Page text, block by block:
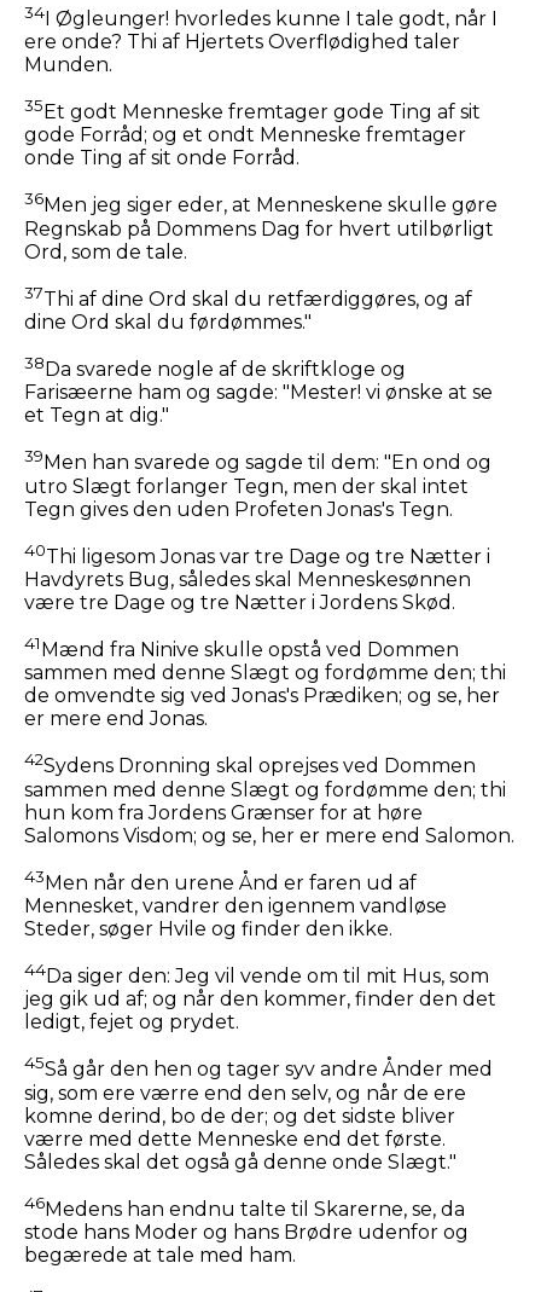
34I Øgleunger! hvorledes kunne I tale godt, når I
ere onde? Thi af Hjertets Overflødighed taler
Munden.
35 Et godt Menneske fremtager gode Ting af sit
gode Forråd; og et ondt Menneske fremtager
onde Ting af sit onde Forråd.
36Men jeg siger eder, at Menneskene skulle gøre
Regnskab på Dommens Dag for hvert utilbørligt
Ord, som de tale.
37Thi af dine Ord skal du retfærdiggøres, og af
dine Ord skal du førdømmes."
38 Da svarede nogle af de skriftkloge og
Farisæerne ham og sagde: "Mester! vi ønske at se
et Tegn at dig."
39 Men han svarede og sagde til dem: "En ond og
utro Slægt forlanger Tegn, men der skal intet
Tegn gives den uden Profeten Jonas's Tegn.
40Thi ligesom Jonas var tre Dage og tre Nætter i
Havdyrets Bug, således skal Menneskesønnen
være tre Dage og tre Nætter i Jordens Skød.
41 Mænd fra Ninive skulle opstå ved Dommen
sammen med denne Slægt og fordømme den; thi
de omvendte sig ved Jonas's Prædiken; og se, her
er mere end Jonas.
42Sydens Dronning skal oprejses ved Dommen
sammen med denne Slægt og fordømme den; thi
hun kom fra Jordens Grænser for at høre
Salomons Visdom; og se, her er mere end Salomon.
43Men når den urene Ånd er faren ud af
Mennesket, vandrer den igennem vandløse
Steder, søger Hvile og finder den ikke.
44Da siger den: Jeg vil vende om til mit Hus, som
jeg gik ud af; og når den kommer, finder den det
ledigt, fejet og prydet.
45Så går den hen og tager syv andre Ånder med
sig, som ere værre end den selv, og når de ere
komne derind, bo de der; og det sidste bliver
værre med dette Menneske end det første.
Således skal det også gå denne onde Slægt."
46Medens han endnu talte til Skarerne, se, da
stode hans Moder og hans Brødre udenfor og
begærede at tale med ham.